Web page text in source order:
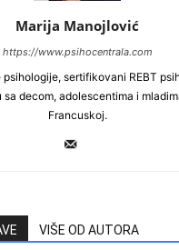
Marija Manojlović
https://www.psihocentrala.com
sertifikovani REBT
sa decom, adolescentima i
Francuskoj.
VIŠE OD AUTORA